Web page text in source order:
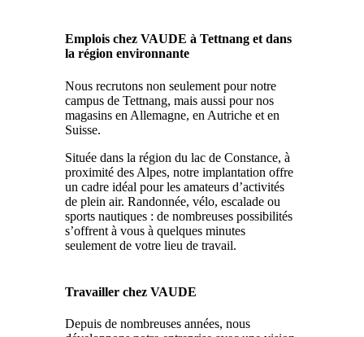
Emplois chez VAUDE à Tettnang et dans
la région environnante
Nous recrutons non seulement pour notre
campus de Tettnang, mais aussi pour nos
magasins en Allemagne, en Autriche et en
Suisse.
Située dans la région du lac de Constance, à
proximité des Alpes, notre implantation offre
un cadre idéal pour les amateurs d’activités
de plein air. Randonnée, vélo, escalade ou
sports nautiques : de nombreuses possibilités
s’offrent à vous à quelques minutes
seulement de votre lieu de travail.
Travailler chez VAUDE
Depuis de nombreuses années, nous